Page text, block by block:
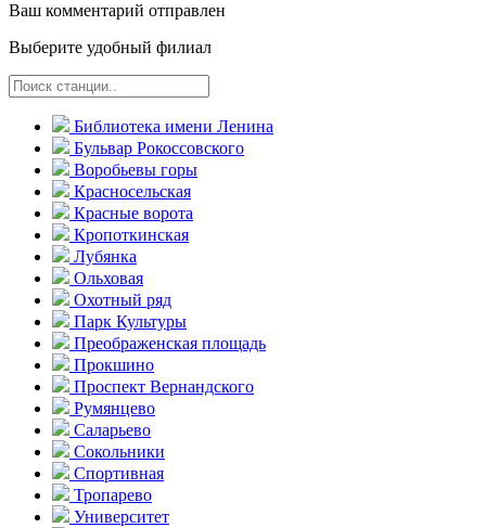
Ваш комментарий отправлен
Выберите удобный филиал
Библиотека имени Ленина
Бульвар Рокоссовского
Воробьевы горы
Красно­сельская
Красные ворота
Кропоткинс­кая
Лубянка
Ольховая
Охотный ряд
Парк Культуры
Преобра­женская площадь
Прокшино
Проспект Вернандского
Румянцево
Саларьево
Сокольники
Спортивная
Тропарево
Университет